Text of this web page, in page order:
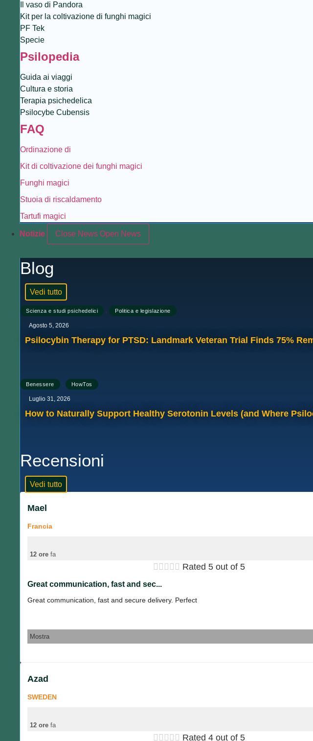
Il vaso di Pandora
Kit per la coltivazione di funghi magici
PF Tek
Specie
Psilopedia
Guida ai viaggi
Cultura e storia
Terapia psichedelica
Psilocybe Cubensis
FAQ
Ordinazione di
Kit di coltivazione dei funghi magici
Funghi magici
Stuoia di riscaldamento
Tartufi magici
Notizie Close News Open News
Blog
Vedi tutto
Scienza e studi psichedelici , Politica e legislazione
Agosto 5, 2026
Psilocybin Therapy for PTSD: Landmark Veteran Trial Finds 75%
Benessere , HowTos
Luglio 31, 2026
How to Naturally Support Healthy Serotonin Levels (and Where
Recensioni
Vedi tutto
Mael
Francia
12 ore fa
     Rated 5 out of 5
Great communication, fast and sec...
Great communication, fast and secure delivery. Perfect
Mostra
Azad
SWEDEN
12 ore fa
     Rated 4 out of 5